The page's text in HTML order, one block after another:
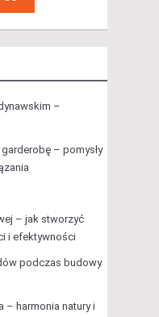
–
– pomysły
– jak stworzyć
i efektywności
podczas budowy
– harmonia natury i